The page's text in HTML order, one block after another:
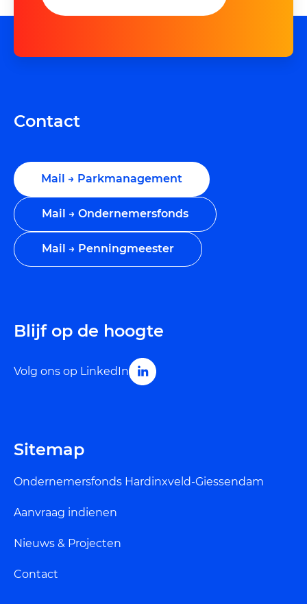
Contact
Mail → Parkmanagement
Mail → Ondernemersfonds
Mail → Penningmeester
Blijf op de hoogte
Volg ons op LinkedIn
Sitemap
Ondernemersfonds Hardinxveld-Giessendam
Aanvraag indienen
Nieuws & Projecten
Contact